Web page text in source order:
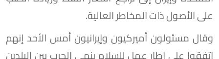
على الأصول ذات المخاطر العالية.
وقال مسئولون أميركيون وإيرانيون أمس الأحد إنهم
اتفقوا على إطار عمل للسلام ينهي الحرب بين البلدين